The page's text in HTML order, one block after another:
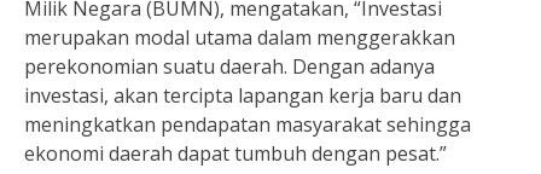
Milik Negara (BUMN), mengatakan, “Investasi
merupakan modal utama dalam menggerakkan
perekonomian suatu daerah. Dengan adanya
investasi, akan tercipta lapangan kerja baru dan
meningkatkan pendapatan masyarakat sehingga
ekonomi daerah dapat tumbuh dengan pesat.”